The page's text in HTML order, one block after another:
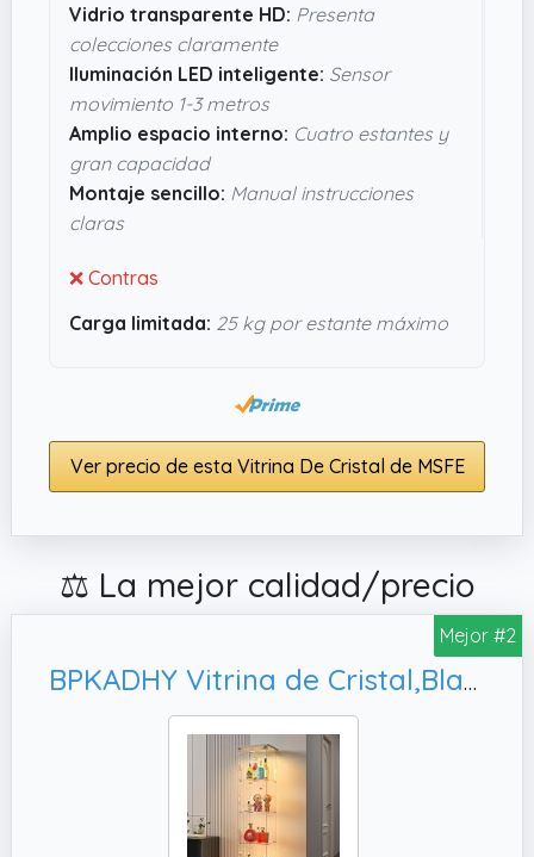
cuando te acercas, lo que da un toque moderno
sin gastar energía tontamente. El montaje
también promete ser sencillo, con instrucciones
claras para no liarte a la hora de montarla. Si
buscas una vitrina funcional que aporte luz y
elegancia, esta parece bastante bien pensada y
confiable para el día a día.
Vidrio transparente HD: Presenta
colecciones claramente
Iluminación LED inteligente: Sensor
movimiento 1-3 metros
Amplio espacio interno: Cuatro estantes y
gran capacidad
Montaje sencillo: Manual instrucciones
claras
❌ Contras
Carga limitada: 25 kg por estante máximo
Ver precio de esta Vitrina De Cristal de MSFE
⚖️ La mejor calidad/precio
Mejor #2
BPKADHY Vitrina de Cristal,Blanco